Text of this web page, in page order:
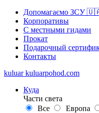
Допомагаємо ЗСУ
Корпоративы
С местными гидами
Прокат
Подарочный
Контакты
kuluar kuluarpohod.com
Куда
Части света
Все
Европа